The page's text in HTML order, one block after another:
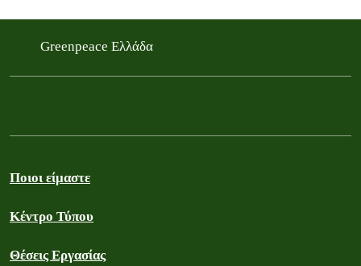
Greenpeace Ελλάδα
Ποιοι είμαστε
Κέντρο Τύπου
Θέσεις Εργασίας